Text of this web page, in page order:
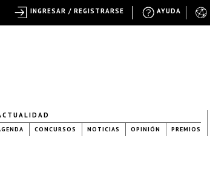
CONCURSOS NOTICIAS OPINIÓN PREMIOS
AYUDA
INGRESAR / REGISTRARSE